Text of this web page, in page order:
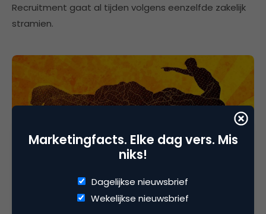
Recruitment gaat al tijden volgens eenzelfde zakelijk
stramien.
Internal Branding: van ‘nice to have’ naar ‘need to
Marketingfacts. Elke dag vers. Mis
niks!
Dagelijkse nieuwsbrief
Wekelijkse nieuwsbrief